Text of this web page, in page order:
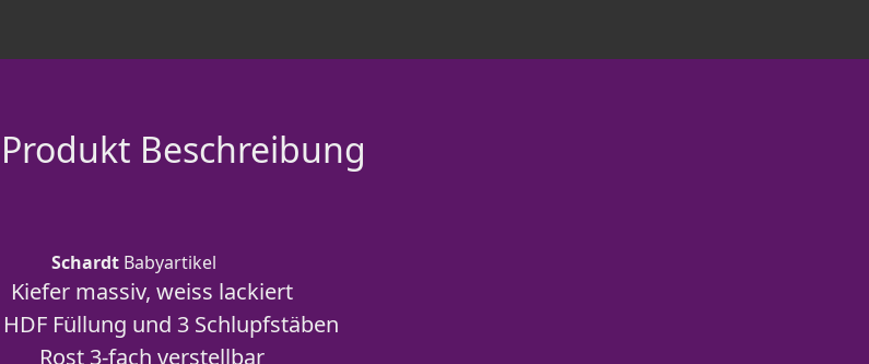
Beschreibung
Schardt Babyartikel
Kiefer massiv, weiss lackiert
Füllung und 3 Schlupfstäben
Rost 3-fach verstellbar